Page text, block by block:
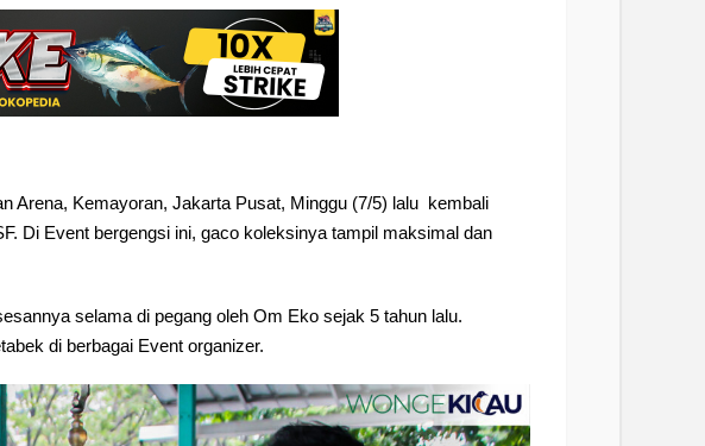
Arena, Kemayoran, Jakarta Pusat, Minggu (7/5) lalu kembali
Di Event bergengsi ini, gaco koleksinya tampil maksimal dan
selama di pegang oleh Om Eko sejak 5 tahun lalu.
di berbagai Event organizer.